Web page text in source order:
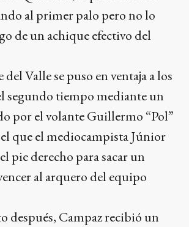
al primer palo pero no lo
de un achique efectivo del
Valle se puso en ventaja a los
segundo tiempo mediante un
por el volante Guillermo “Pol”
que el mediocampista Júnior
pie derecho para sacar un
al arquero del equipo
después, Campaz recibió un